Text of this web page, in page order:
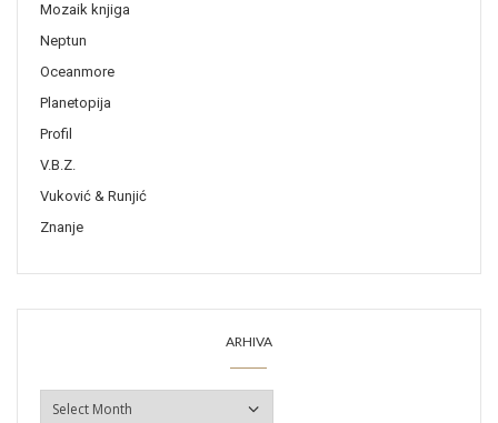
Mozaik knjiga
Neptun
Oceanmore
Planetopija
Profil
V.B.Z.
Vuković & Runjić
Znanje
ARHIVA